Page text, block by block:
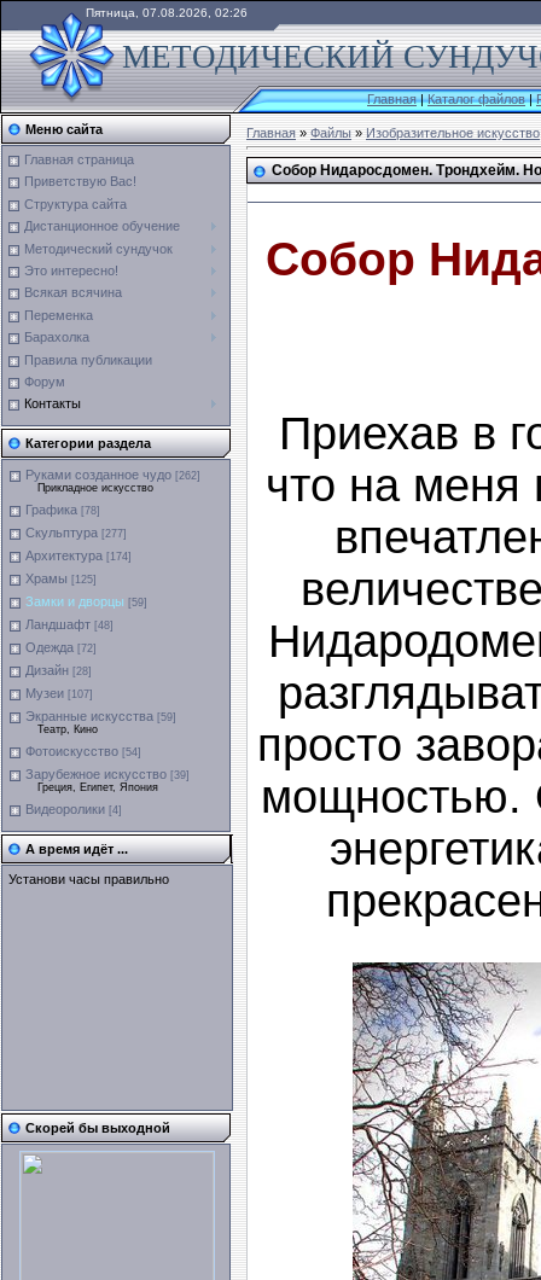
Пятница, 07.08.2026, 02:26
МЕТОДИЧЕСКИЙ
Главная|Каталог файлов|
Меню сайта
Главная страница
Приветствую Вас!
Структура сайта
Дистанционное обучение
Методический сундучок
Это интересно!
Всякая всячина
Переменка
Барахолка
Правила публикации
Форум
Контакты
Категории раздела
Руками созданное чудо [262]
Прикладное искусство
Графика [78]
Скульптура [277]
Архитектура [174]
Храмы [125]
Замки и дворцы [59]
Ландшафт [48]
Одежда [72]
Дизайн [28]
Музеи [107]
Экранные искусства [59]
Театр, Кино
Фотоискусство [54]
Зарубежное искусство [39]
Греция, Египет, Япония
Видеоролики [4]
А время идёт ...
Установи часы правильно
Скорей бы выходной
Главная»Файлы»Изобразительное искусство
Собор Нидаросдомен. Трондхейм.
Собор
Приехав в
что на меня
просто
мощностью.